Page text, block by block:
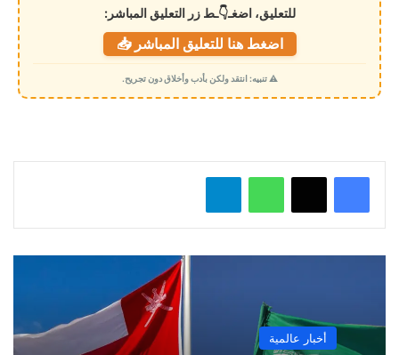
م
ي
للتعليق، اضغـ👇ـط زر التعليق المباشر:
اضغط هنا للتعليق المباشر 📥
⚠️ تنبيه: انتقد ولكن بأدب وأخلاق دون تجريح.
واتساب
أخبار عالمية